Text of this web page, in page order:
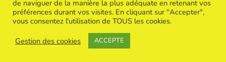
Copyright © 2026Success Creative Woman| Powered by
Thème WordPress BuddyX
Politique de confidentialité
de naviguer de la manière la plus adéquate en retenant vos
préférences durant vos visites. En cliquant sur "Accepter",
vous consentez l'utilisation de TOUS les cookies.
Gestion des cookies
ACCEPTE